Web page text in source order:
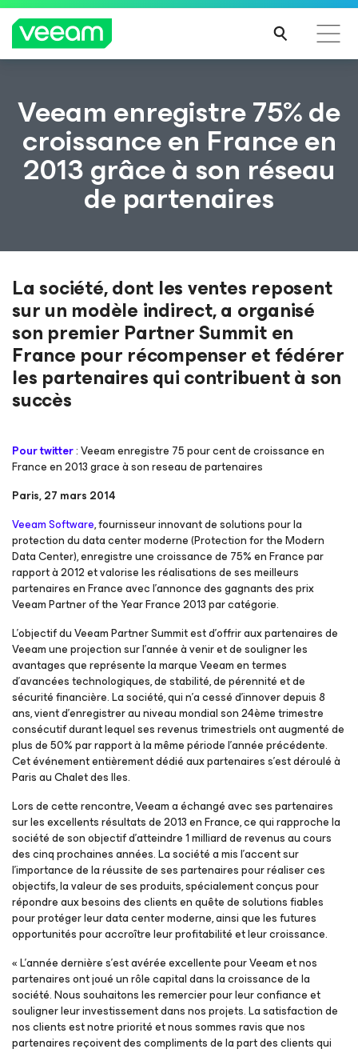
Recommandations de Veeam pour les clients
impactés par la mise à jour de CrowdStrike
LIRE
LA
SUIT
Veeam enregistre 75% de
croissance en France en
2013 grâce à son réseau
de partenaires
La société, dont les ventes reposent
sur un modèle indirect, a organisé
son premier Partner Summit en
France pour récompenser et fédérer
les partenaires qui contribuent à son
succès
Pour twitter: Veeam enregistre 75 pour cent de croissance en
France en 2013 grace à son reseau de partenaires
Paris, 27 mars 2014
Veeam Software, fournisseur innovant de solutions pour la
protection du data center moderne (Protection for the Modern
Data Center), enregistre une croissance de 75% en France par
rapport à 2012 et valorise les réalisations de ses meilleurs
partenaires en France avec l’annonce des gagnants des prix
Veeam Partner of the Year France 2013 par catégorie.
L’objectif du Veeam Partner Summit est d’offrir aux partenaires de
Veeam une projection sur l’année à venir et de souligner les
avantages que représente la marque Veeam en termes
d’avancées technologiques, de stabilité, de pérennité et de
sécurité financière. La société, qui n’a cessé d’innover depuis 8
ans, vient d’enregistrer au niveau mondial son 24ème trimestre
consécutif durant lequel ses revenus trimestriels ont augmenté de
plus de 50% par rapport à la même période l’année précédente.
Cet événement entièrement dédié aux partenaires s’est déroulé à
Paris au Chalet des Iles.
Lors de cette rencontre, Veeam a échangé avec ses partenaires
sur les excellents résultats de 2013 en France, ce qui rapproche la
société de son objectif d’atteindre 1 milliard de revenus au cours
des cinq prochaines années. La société a mis l’accent sur
l’importance de la réussite de ses partenaires pour réaliser ces
objectifs, la valeur de ses produits, spécialement conçus pour
répondre aux besoins des clients en quête de solutions fiables
pour protéger leur data center moderne, ainsi que les futures
opportunités pour accroître leur profitabilité et leur croissance.
« L’année dernière s’est avérée excellente pour Veeam et nos
partenaires ont joué un rôle capital dans la croissance de la
société. Nous souhaitons les remercier pour leur confiance et
souligner leur investissement dans nos projets. La satisfaction de
nos clients est notre priorité et nous sommes ravis que nos
partenaires reçoivent des compliments de la part des clients qui